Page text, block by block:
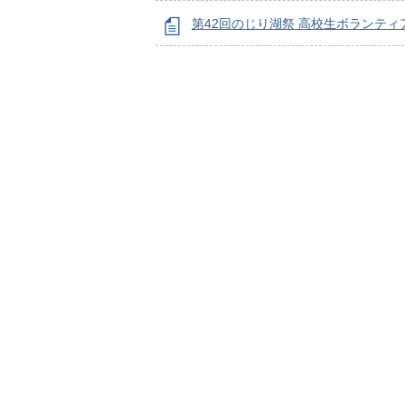
第42回のじり湖祭 高校生ボランティ